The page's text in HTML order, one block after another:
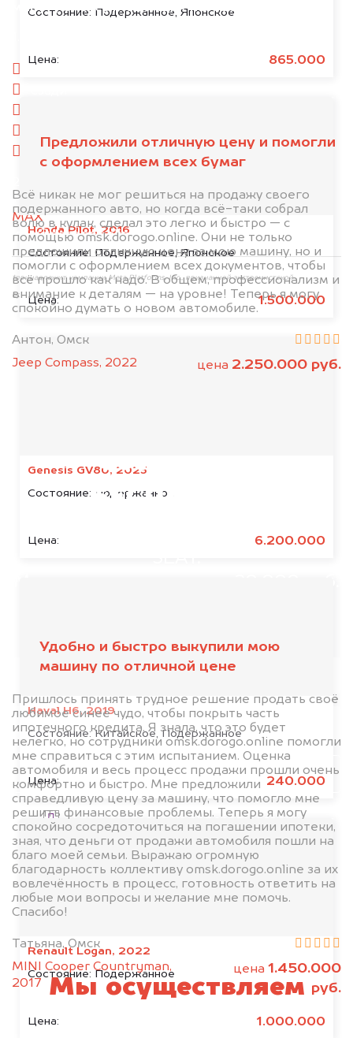
Состояние: Подержанное, Японское
Цена: 865.000
Honda Pilot, 2016
Состояние: Подержанное, Японское
Цена: 1.500.000
Genesis GV80, 2023
Состояние: Подержанное
Цена: 6.200.000
Haval H6, 2019
Состояние:Китайское, Подержанное
Цена: 240.000
Renault Logan, 2022
Состояние: Подержанное
Цена: 1.000.000
Предложили отличную цену и помогли
с оформлением всех бумаг
Всё никак не мог решиться на продажу своего
подержанного авто, но когда всё-таки собрал
волю в кулак, сделал это легко и быстро — с
помощью omsk.dorogo.online. Они не только
предложили отличную цену за мою машину, но и
помогли с оформлением всех документов, чтобы
всё прошло как надо. В общем, профессионализм и
внимание к деталям — на уровне! Теперь я могу
спокойно думать о новом автомобиле.
Антон, Омск
Jeep Compass, 2022
цена 2.250.000 руб.
Удобно и быстро выкупили мою
машину по отличной цене
Пришлось принять трудное решение продать своё
любимое синее чудо, чтобы покрыть часть
ипотечного кредита. Я знала, что это будет
нелегко, но сотрудники omsk.dorogo.online помогли
мне справиться с этим испытанием. Оценка
автомобиля и весь процесс продажи прошли очень
комфортно и быстро. Мне предложили
справедливую цену за машину, что помогло мне
решить финансовые проблемы. Теперь я могу
спокойно сосредоточиться на погашении ипотеки,
зная, что деньги от продажи автомобиля пошли на
благо моей семьи. Выражаю огромную
благодарность коллективу omsk.dorogo.online за их
вовлечённость в процесс, готовность ответить на
любые мои вопросы и желание мне помочь.
Спасибо!
Татьяна, Омск
MINI Cooper Countryman,
2017
цена 1.450.000
руб.
минуту эксперт-оценщик назовёт сумму.
салон
+79584983298 по WhatsApp*,в мессенджер
MAXили на электронную почту
info@dorogo.online
*принадлежит компании Meta Platforms, Inc., признанной экстремистской
организацией и запрещённой на территории РФ
абсолютно
БЕСПЛАТНО
Узнайте стоимость аварийного
Узнать стоимость
Я даю согласие на обработку своих
персональных данных и соглашаюсь с
политикой конфиденциальности
Мы осуществляем
выкуп SEAT за